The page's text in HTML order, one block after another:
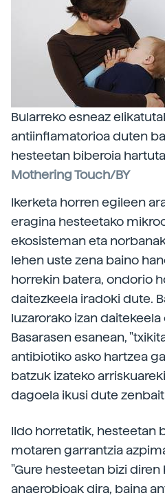
Bularreko esneaz
antiinflamatorioa duten
hesteetan biberoia
Mothering Touch/BY
Ikerketa horren egileen
eragina hesteetako
ekosisteman eta
lehen uste zena baino
horrekin batera, ondorio
daitezkeela iradoki dute.
luzarorako izan
Basarasen esanean,
antibiotiko asko hartzea
batzuk izateko
dagoela ikusi dute zenbait
Ildo horretatik, hesteetan
motaren garrantzia
"Gure hesteetan bizi
anaerobioak dira, baina